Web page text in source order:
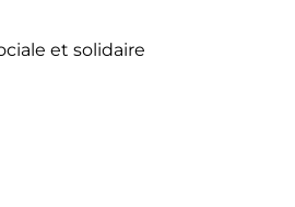
et solidaire